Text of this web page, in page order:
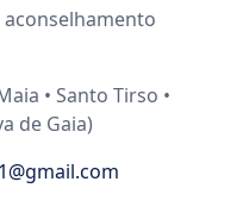
• Santo Tirso •
de Gaia)